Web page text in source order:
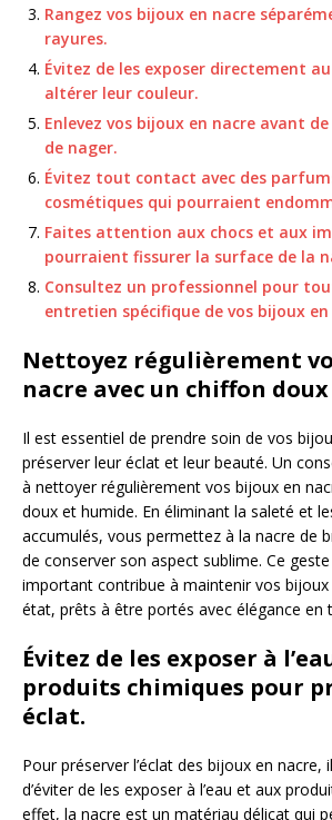
Rangez vos bijoux en nacre
rayures.
Évitez de les exposer directement
altérer leur couleur.
Enlevez vos bijoux en nacre avant
de nager.
Évitez tout contact avec des
cosmétiques qui pourraient
Faites attention aux chocs et aux
pourraient fissurer la surface de la
Consultez un professionnel pour
entretien spécifique de vos bijoux en
Nettoyez régulièrement
nacre avec un chiffon
Il est essentiel de prendre soin de vos
préserver leur éclat et leur beauté. Un
à nettoyer régulièrement vos bijoux en
doux et humide. En éliminant la saleté et
accumulés, vous permettez à la nacre de
de conserver son aspect sublime. Ce
important contribue à maintenir vos
état, prêts à être portés avec élégance en
Évitez de les exposer à
produits chimiques pour
éclat.
Pour préserver l’éclat des bijoux en nacre,
d’éviter de les exposer à l’eau et aux
effet, la nacre est un matériau délicat qui